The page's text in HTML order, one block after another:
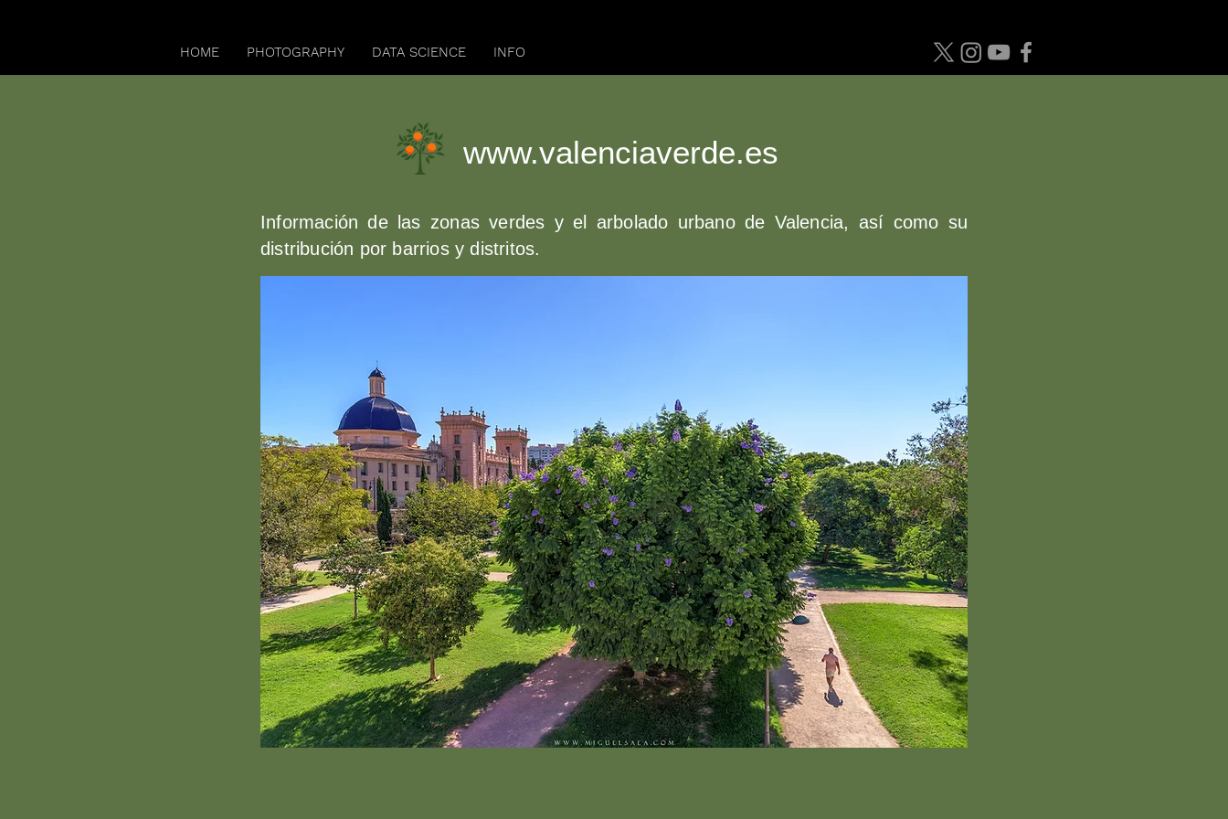
HOME PHOTOGRAPHY DATA SCIENCE INFO
www.valenciaverde.es
Información de las zonas verdes y el arbolado urbano de Valencia, así como su
distribución por barrios y distritos.